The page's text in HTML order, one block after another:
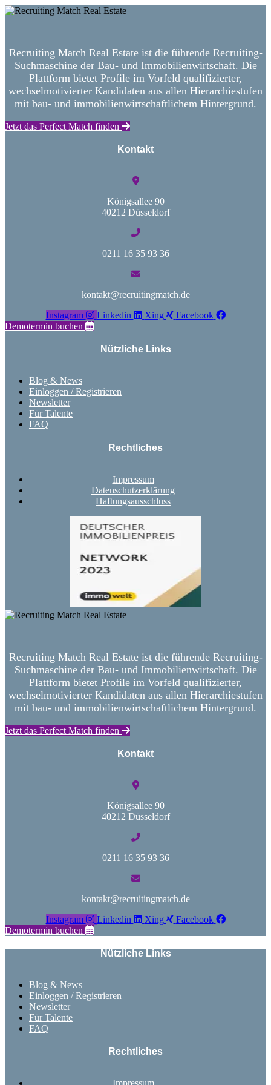
Recruiting Match Real Estate ist die führende Recruiting-
Suchmaschine der Bau- und Immobilienwirtschaft. Die
Plattform bietet Profile im Vorfeld qualifizierter,
wechselmotivierter Kandidaten aus allen Hierarchiestufen
mit bau- und immobilienwirtschaftlichem Hintergrund.
Jetzt das Perfect Match finden
Kontakt
Königsallee 90
40212 Düsseldorf
0211 16 35 93 36
kontakt@recruitingmatch.de
Instagram
Linkedin Xing
Facebook
Demotermin buchen
Nützliche Links
Blog & News
Einloggen / Registrieren
Newsletter
Für Talente
FAQ
Rechtliches
Impressum
Datenschutzerklärung
Haftungsausschluss
Recruiting Match Real Estate ist die führende Recruiting-
Suchmaschine der Bau- und Immobilienwirtschaft. Die
Plattform bietet Profile im Vorfeld qualifizierter,
wechselmotivierter Kandidaten aus allen Hierarchiestufen
mit bau- und immobilienwirtschaftlichem Hintergrund.
Jetzt das Perfect Match finden
Kontakt
Königsallee 90
40212 Düsseldorf
0211 16 35 93 36
kontakt@recruitingmatch.de
Instagram
Linkedin Xing
Facebook
Demotermin buchen
Nützliche Links
Blog & News
Einloggen / Registrieren
Newsletter
Für Talente
FAQ
Rechtliches